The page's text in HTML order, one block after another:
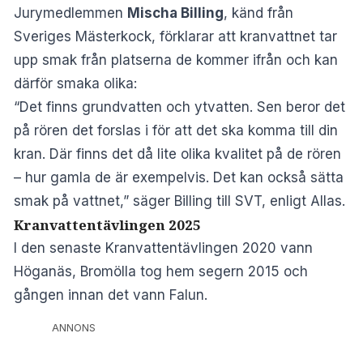
Jurymedlemmen Mischa Billing, känd från
Sveriges Mästerkock, förklarar att kranvattnet tar
upp smak från platserna de kommer ifrån och kan
därför smaka olika:
“Det finns grundvatten och ytvatten. Sen beror det
på rören det forslas i för att det ska komma till din
kran. Där finns det då lite olika kvalitet på de rören
– hur gamla de är exempelvis. Det kan också sätta
smak på vattnet,” säger Billing till SVT, enligt Allas.
Kranvattentävlingen 2025
I den senaste Kranvattentävlingen 2020 vann
Höganäs, Bromölla tog hem segern 2015 och
gången innan det vann Falun.
ANNONS